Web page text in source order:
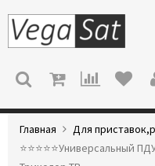
МЕНЮ
Главная Для
⭐️⭐️⭐️⭐️⭐️Универсальный